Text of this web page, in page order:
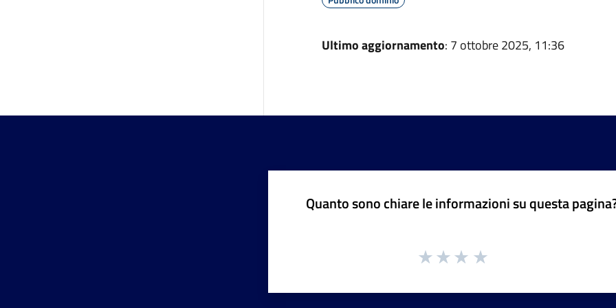
Ultimo aggiornamento: 7 ottobre 2025, 11:36
Quanto sono chiare le informazioni su questa